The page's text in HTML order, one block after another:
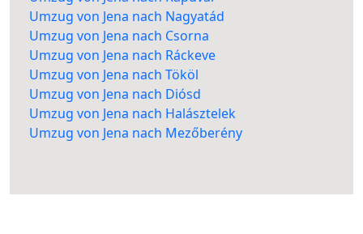
Umzug von Jena nach Nagyatád
Umzug von Jena nach Csorna
Umzug von Jena nach Ráckeve
Umzug von Jena nach Tököl
Umzug von Jena nach Diósd
Umzug von Jena nach Halásztelek
Umzug von Jena nach Mezőberény